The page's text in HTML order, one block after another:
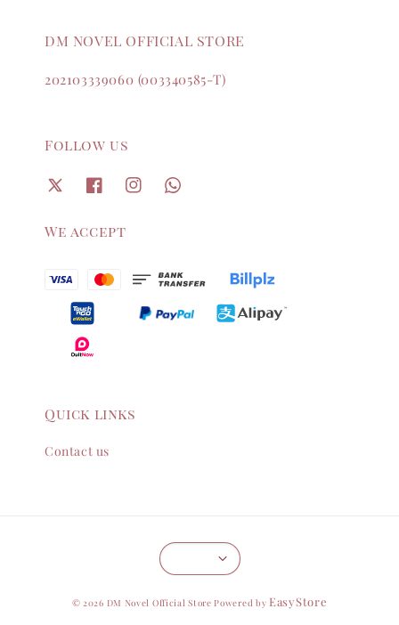
DM NOVEL OFFICIAL STORE
202103339060 (003340585-T)
Follow us
We accept
Quick links
Contact us
© 2026 DM Novel Official Store Powered by EasyStore